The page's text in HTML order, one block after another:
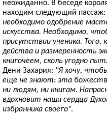
неожиданно. В беседе
находим следующий пассаж:
необходимо одобрение
искусства. Необходимо,
присутствии ученика.
действа и размеренность
книгочеем, сколь угодно
Дени Захария: "Я хочу,
еще не знают: эта
ни людям, ни книгам.
вдохновит наши сердца
избранника своего".